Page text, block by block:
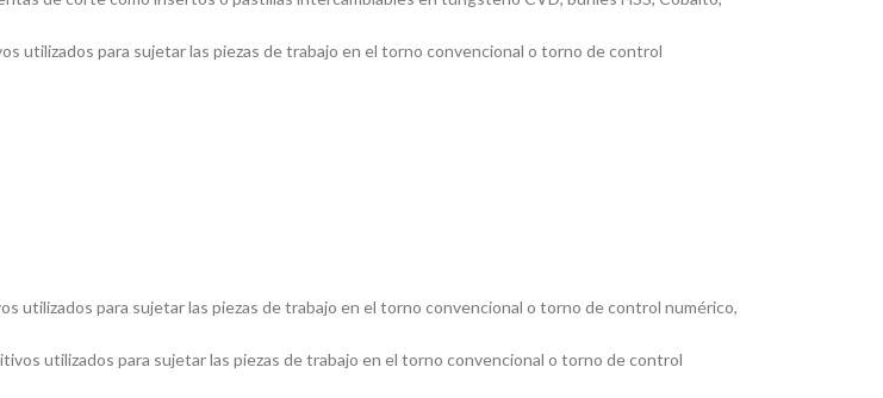
utilizados para sujetar las piezas de trabajo en el torno convencional o torno de control
utilizados para sujetar las piezas de trabajo en el torno convencional o torno de control numérico,
utilizados para sujetar las piezas de trabajo en el torno convencional o torno de control